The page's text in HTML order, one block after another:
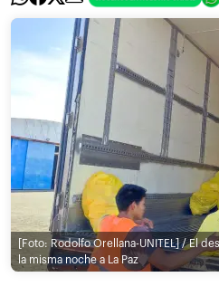
[Foto: Rodolfo Orellana-UNITEL] / El
la misma noche a La Paz